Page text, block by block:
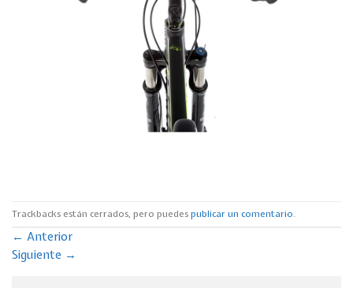
Trackbacks están cerrados, pero puedespublicar un comentario.
← Anterior
Siguiente →